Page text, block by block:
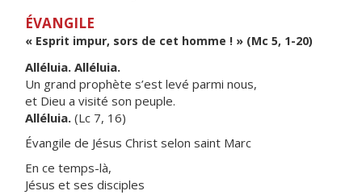
ÉVANGILE
« Esprit impur, sors de cet homme ! » (Mc 5, 1-20)
Alléluia. Alléluia.
Un grand prophète s’est levé parmi nous,
et Dieu a visité son peuple.
Alléluia. (Lc 7, 16)
Évangile de Jésus Christ selon saint Marc
En ce temps-là,
Jésus et ses disciples